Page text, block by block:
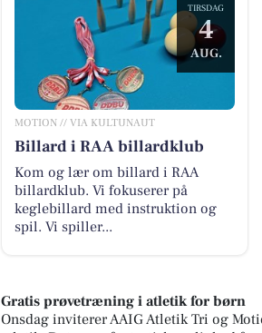
TIRSDAG
4
AUG.
MOTION // VIA KULTUNAUT
Billard i RAA billardklub
Kom og lær om billard i RAA
billardklub. Vi fokuserer på
keglebillard med instruktion og
spil. Vi spiller...
Gratis prøvetræning i atletik for børn
Onsdag inviterer AAIG Atletik Tri og